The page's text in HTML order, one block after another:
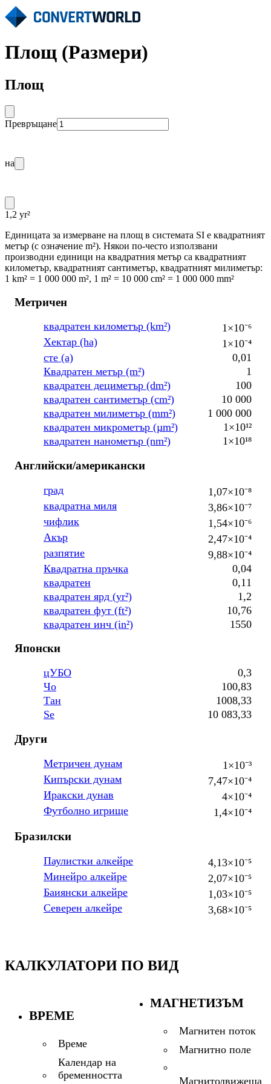
Площ (Размери)
Площ
Превръщане
на
1,2 yr²
Единицата за измерване на площ в системата SI е квадратният
метър (с означение m²). Някои по-често използвани
производни единици на квадратния метър са квадратният
километър, квадратният сантиметър, квадратният милиметър:
1 km² = 1 000 000 m², 1 m² = 10 000 cm² = 1 000 000 mm²
Метричен
квадратен километър (km²)
1×10⁻⁶
Хектар (ha)
1×10⁻⁴
сте (a)
0,01
Квадратен метър (m²)
1
квадратен дециметър (dm²)
100
квадратен сантиметър (cm²)
10 000
квадратен милиметър (mm²)
1 000 000
квадратен микрометър (µm²)
1×10¹²
квадратен нанометър (nm²)
1×10¹⁸
Английски/американски
град
1,07×10⁻⁸
квадратна миля
3,86×10⁻⁷
чифлик
1,54×10⁻⁶
Акър
2,47×10⁻⁴
разпятие
9,88×10⁻⁴
Квадратна пръчка
0,04
квадратен
0,11
квадратен ярд (yr²)
1,2
квадратен фут (ft²)
10,76
квадратен инч (in²)
1550
Японски
цУБО
0,3
Чо
100,83
Тан
1008,33
Se
10 083,33
Други
Метричен дунам
1×10⁻³
Кипърски дунам
7,47×10⁻⁴
Иракски дунав
4×10⁻⁴
Футболно игрище
1,4×10⁻⁴
Бразилски
Паулистки алкейре
4,13×10⁻⁵
Минейро алкейре
2,07×10⁻⁵
Баиянски алкейре
1,03×10⁻⁵
Северен алкейре
3,68×10⁻⁵
КАЛКУЛАТОРИ ПО ВИД
ВРЕМЕ
Време
Календар на
бременността
МАГНЕТИЗЪМ
Магнитен поток
Магнитно поле
Магнитодвижеща